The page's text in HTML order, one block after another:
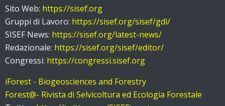
Sito Web: https://sisef.org
Gruppi di Lavoro: https://sisef.org/sisef/gdl/
SISEF News: https://sisef.org/latest-news/
Redazionale: https://sisef.org/sisef/editor/
Congressi: https://congressi.sisef.org
iForest - Biogeosciences and Forestry
Forest@- Rivista di Selvicoltura ed Ecologia Forestale